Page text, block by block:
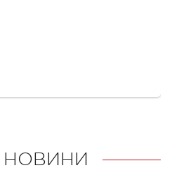
НОВИНИ